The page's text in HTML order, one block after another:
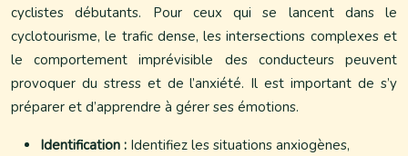
cyclistes débutants. Pour ceux qui se lancent dans le
cyclotourisme, le trafic dense, les intersections complexes et
le comportement imprévisible des conducteurs peuvent
provoquer du stress et de l’anxiété. Il est important de s’y
préparer et d’apprendre à gérer ses émotions.
Identification : Identifiez les situations anxiogènes,